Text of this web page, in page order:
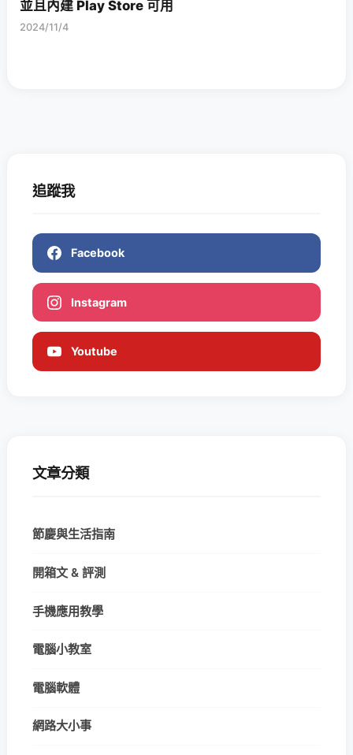
並且內建 Play Store 可用
2024/11/4
追蹤我
Facebook
Instagram
Youtube
文章分類
節慶與生活指南
開箱文 & 評測
手機應用教學
電腦小教室
電腦軟體
網路大小事